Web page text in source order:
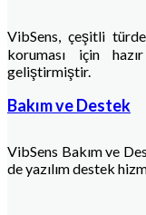
VibSens, çeşitli
koruması için
geliştirmiştir.
Bakım ve Destek
VibSens Bakım ve
de yazılım destek